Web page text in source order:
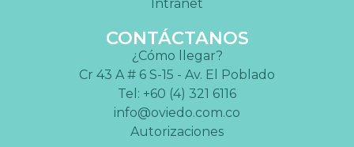
Intranet
CONTÁCTANOS
¿Cómo llegar?
Cr 43 A # 6 S-15 - Av. El Poblado
Tel: +60 (4) 321 6116
info@oviedo.com.co
Autorizaciones